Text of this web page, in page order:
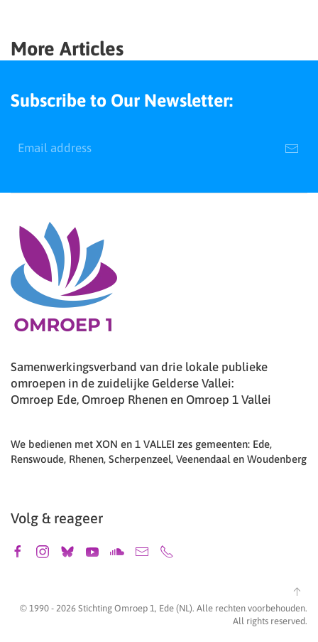
More Articles
Subscribe to Our Newsletter:
Samenwerkingsverband van drie lokale publieke
omroepen in de zuidelijke Gelderse Vallei:
Omroep Ede, Omroep Rhenen en Omroep 1 Vallei
We bedienen met XON en 1 VALLEI zes gemeenten: Ede,
Renswoude, Rhenen, Scherpenzeel, Veenendaal en Woudenberg
Volg & reageer
© 1990 - 2026 Stichting Omroep 1, Ede (NL). Alle rechten voorbehouden.
All rights reserved.